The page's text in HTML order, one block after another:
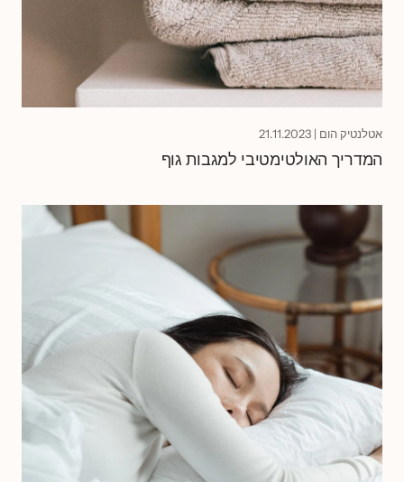
אטלנטיק הום |
21.11.2023
המדריך האולטימטיבי למגבות גוף